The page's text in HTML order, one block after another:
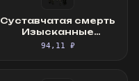
Суставчатая смерть
Изысканные
перчатки
94,11 ₽